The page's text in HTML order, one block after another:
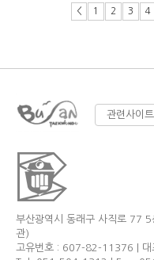
< 1 2 3 4
부산광역시 동래구 사직로 77 5
관)
고유번호 : 607-82-11376 | 대